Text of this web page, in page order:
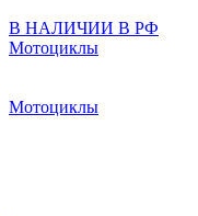
В НАЛИЧИИ В РФ
Мотоциклы
Мотоциклы